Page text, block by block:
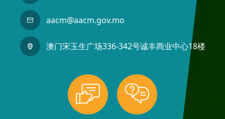
aacm@aacm.gov.mo
澳门宋玉生广场336-342号诚丰商业中心18楼